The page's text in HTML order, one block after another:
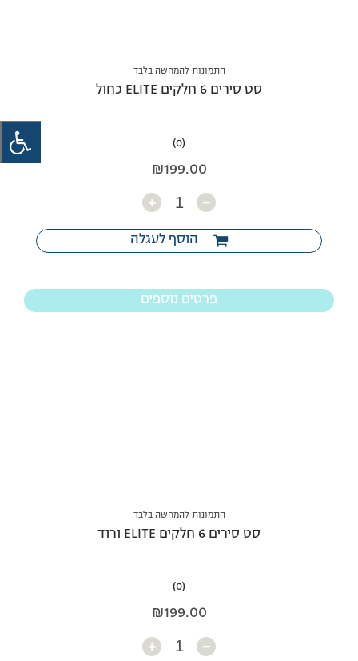
התמונות להמחשה בלבד
סט סירים 6 חלקים ELITE כחול
(0)
₪199.00
כמות
הוסף לעגלה
פרטים נוספים
התמונות להמחשה בלבד
סט סירים 6 חלקים ELITE ורוד
(0)
₪199.00
כמות